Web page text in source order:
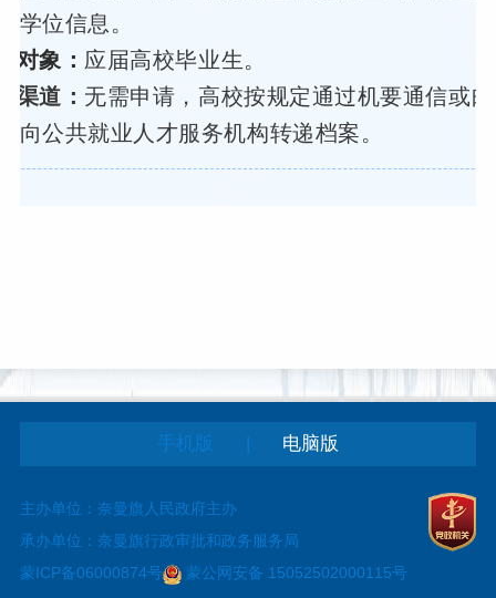
学位信息。
对象： 应届高校毕业生。
渠道： 无需申请，高校按规定通过机要通信或
向公共就业人才服务机构转递档案。
手机版 | 电脑版
主办单位：奈曼旗人民政府主办
承办单位：奈曼旗行政审批和政务服务局
蒙ICP备06000874号
蒙公网安备 15052502000115号